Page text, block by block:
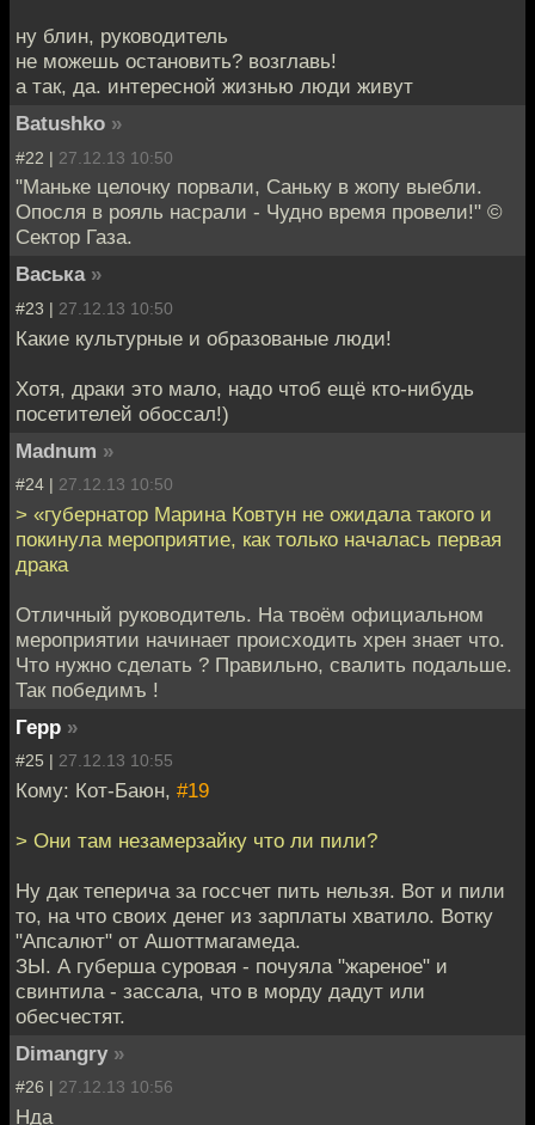
ну блин, руководитель
не можешь остановить? возглавь!
а так, да. интересной жизнью люди живут
Batushko »
#22 | 27.12.13 10:50
"Маньке целочку порвали, Саньку в жопу выебли.
Опосля в рояль насрали - Чудно время провели!" ©
Сектор Газа.
Васька »
#23 | 27.12.13 10:50
Какие культурные и образованые люди!
Хотя, драки это мало, надо чтоб ещё кто-нибудь
посетителей обоссал!)
Madnum »
#24 | 27.12.13 10:50
> «губернатор Марина Ковтун не ожидала такого и
покинула мероприятие, как только началась первая
драка
Отличный руководитель. На твоём официальном
мероприятии начинает происходить хрен знает что.
Что нужно сделать ? Правильно, свалить подальше.
Так победимъ !
Герр »
#25 | 27.12.13 10:55
Кому: Кот-Баюн, #19
> Они там незамерзайку что ли пили?
Ну дак теперича за госсчет пить нельзя. Вот и пили
то, на что своих денег из зарплаты хватило. Вотку
"Апсалют" от Ашоттмагамеда.
ЗЫ. А губерша суровая - почуяла "жареное" и
свинтила - зассала, что в морду дадут или
обесчестят.
Dimangry »
#26 | 27.12.13 10:56
Нда